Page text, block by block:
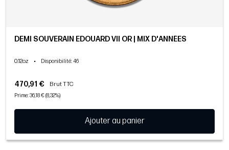
DEMI SOUVERAIN EDOUARD VII OR | MIX D'ANNÉES
0.12oz • Disponibilité: 46
470,91 € Brut TTC
Prime: 36,18 € (8,32%)
Ajouter au panier